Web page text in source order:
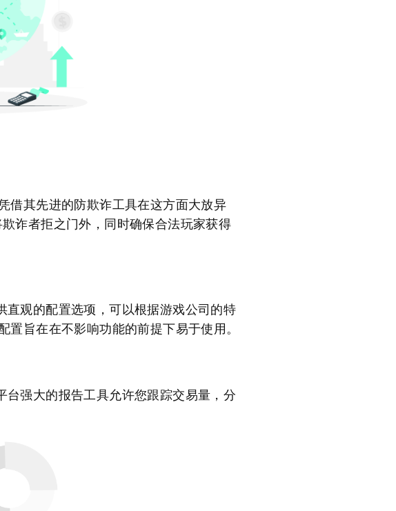
借其先进的防欺诈工具在这方面大放异
诈者拒之门外，同时确保合法玩家获得
观的配置选项，可以根据游戏公司的特
旨在在不影响功能的前提下易于使用。
强大的报告工具允许您跟踪交易量，分